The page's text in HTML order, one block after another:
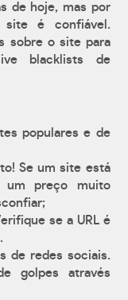
de hoje, mas por
é confiável.
sobre o site para
blacklists de
populares e de
Se um site está
um preço muito
se a URL é
de redes sociais.
golpes através